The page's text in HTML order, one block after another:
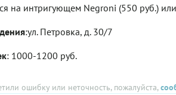
на интригующем Negroni (550 руб.)
:ул. Петровка, д. 30/7
: 1000-1200 руб.
ошибку или неточность, пожалуйста,